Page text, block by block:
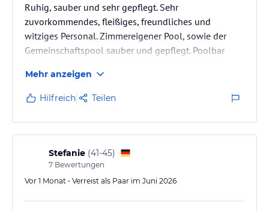
Ruhig, sauber und sehr gepflegt. Sehr
zuvorkommendes, fleißiges, freundliches und
witziges Personal. Zimmereigener Pool, sowie der
Gemeinschaftspool sauber und gepflegt. Poolbar
Poolbar von Maria ist 1. Klasse! Mietwagen aufgrund
der Lage des Hotels empfehlenswert! Wir kommen
gerne wieder
Mehr anzeigen
Hilfreich Teilen
Stefanie (41-45)
7 Bewertungen
Vor 1 Monat • Verreist als Paar im Juni 2026